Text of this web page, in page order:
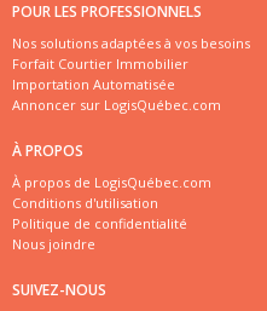
POUR LES PROFESSIONNELS
Nos solutions adaptées à vos besoins
Forfait Courtier Immobilier
Importation Automatisée
Annoncer sur LogisQuébec.com
À PROPOS
À propos de LogisQuébec.com
Conditions d'utilisation
Politique de confidentialité
Nous joindre
SUIVEZ-NOUS